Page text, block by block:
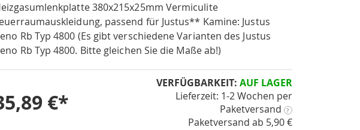
380x215x25mm Vermiculite
passend für Justus** Kamine: Justus
Rb Typ 4800 (Es gibt verschiedene Varianten des Justus
Rb Typ 4800. Bitte gleichen Sie die Maße ab!)
VERFÜGBARKEIT: AUF LAGER
Lieferzeit: 1-2 Wochen per
Paketversand
?
Paketversand ab 5,90 €
€